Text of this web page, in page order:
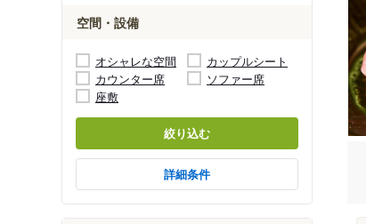
空間・設備
オシャレな空間
カップルシート
カウンター席
ソファー席
座敷
絞り込む
詳細条件